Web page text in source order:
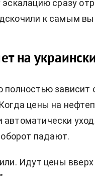
сразу
к самым
на
полностью
цены на
падают.
Идут цены вверх